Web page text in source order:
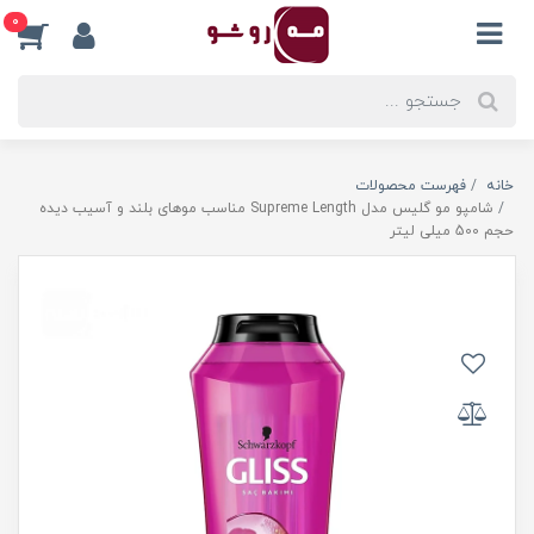
0
خانه
فهرست محصولات
شامپو مو گلیس مدل Supreme Length مناسب موهای بلند و آسیب دیده
حجم 500 میلی لیتر